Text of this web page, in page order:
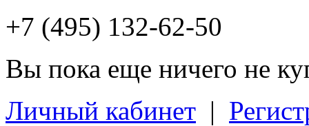
+7 (495) 132-62-50
Вы пока еще ничего не
Личный кабинет |